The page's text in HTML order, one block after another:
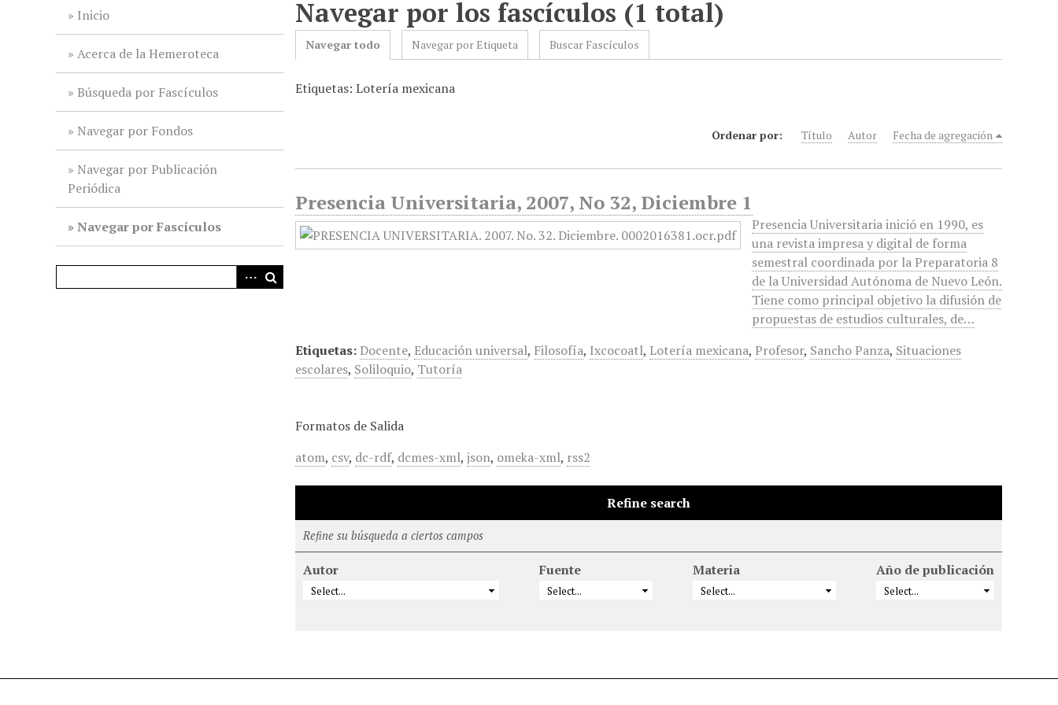
Inicio
Acerca de la Hemeroteca
Búsqueda por Fascículos
Navegar por Fondos
Navegar por Publicación
Periódica
Navegar por Fascículos
Navegar por los fascículos (1 total)
Navegar todo Navegar por Etiqueta Buscar Fascículos
Etiquetas: Lotería mexicana
Ordenar por: Título Autor Fecha de agregación
Presencia Universitaria, 2007, No 32, Diciembre 1
Presencia Universitaria inició en 1990, es
una revista impresa y digital de forma
semestral coordinada por la Preparatoria 8
de la Universidad Autónoma de Nuevo León.
Tiene como principal objetivo la difusión de
propuestas de estudios culturales, de…
Etiquetas: Docente, Educación universal, Filosofía, Ixcocoatl, Lotería mexicana, Profesor, Sancho Panza, Situaciones
escolares, Soliloquio, Tutoría
Formatos de Salida
atom, csv, dc-rdf, dcmes-xml,json, omeka-xml, rss2
Refine search
Refine su búsqueda a ciertos campos
Autor Fuente Materia Año de publicación